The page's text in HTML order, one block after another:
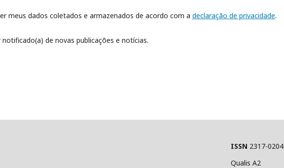
meus dados coletados e armazenados de acordo com a declaração de privacidade.
de novas publicações e notícias.
ISSN 2317-0204
Qualis A2